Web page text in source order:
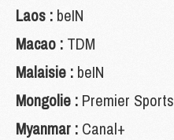
Laos : beIN
Macao : TDM
Malaisie : beIN
Mongolie : Premier Sports
Myanmar : Canal+